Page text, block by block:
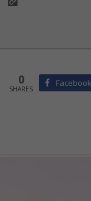
0
SHARES
Facebook